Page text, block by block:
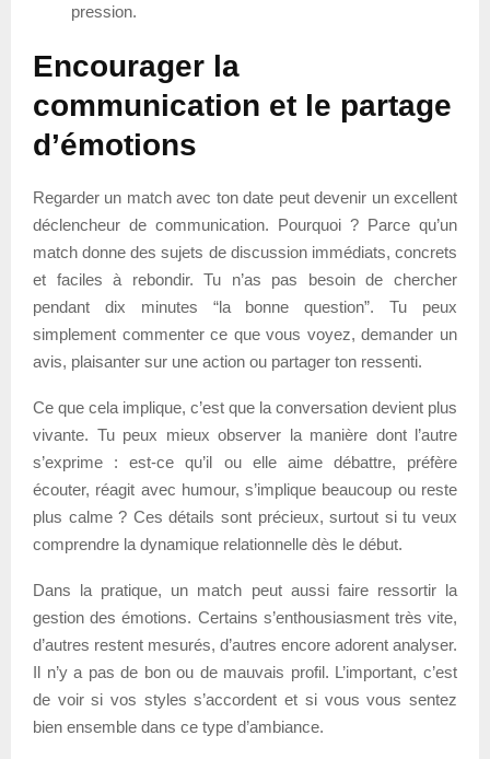
pression.
Encourager la
communication et le partage
d’émotions
Regarder un match avec ton date peut devenir un excellent
déclencheur de communication. Pourquoi ? Parce qu’un
match donne des sujets de discussion immédiats, concrets
et faciles à rebondir. Tu n’as pas besoin de chercher
pendant dix minutes “la bonne question”. Tu peux
simplement commenter ce que vous voyez, demander un
avis, plaisanter sur une action ou partager ton ressenti.
Ce que cela implique, c’est que la conversation devient plus
vivante. Tu peux mieux observer la manière dont l’autre
s’exprime : est-ce qu’il ou elle aime débattre, préfère
écouter, réagit avec humour, s’implique beaucoup ou reste
plus calme ? Ces détails sont précieux, surtout si tu veux
comprendre la dynamique relationnelle dès le début.
Dans la pratique, un match peut aussi faire ressortir la
gestion des émotions. Certains s’enthousiasment très vite,
d’autres restent mesurés, d’autres encore adorent analyser.
Il n’y a pas de bon ou de mauvais profil. L’important, c’est
de voir si vos styles s’accordent et si vous vous sentez
bien ensemble dans ce type d’ambiance.